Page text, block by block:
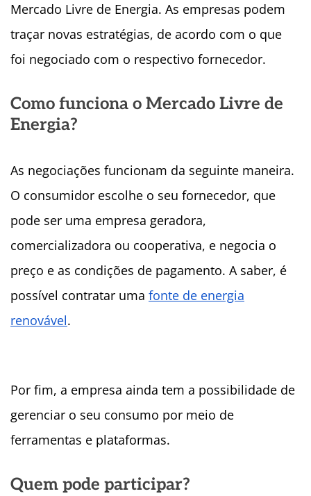
Mercado Livre de Energia. As empresas podem
traçar novas estratégias, de acordo com o que
foi negociado com o respectivo fornecedor.
Como funciona o Mercado Livre de
Energia?
As negociações funcionam da seguinte maneira.
O consumidor escolhe o seu fornecedor, que
pode ser uma empresa geradora,
comercializadora ou cooperativa, e negocia o
preço e as condições de pagamento. A saber, é
possível contratar uma fonte de energia
renovável.
Por fim, a empresa ainda tem a possibilidade de
gerenciar o seu consumo por meio de
ferramentas e plataformas.
Quem pode participar?